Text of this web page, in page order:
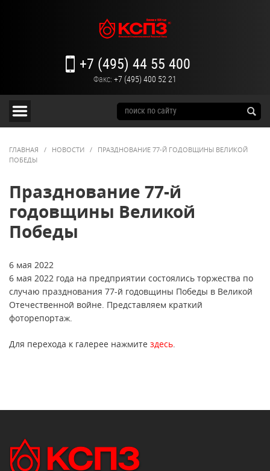
+7 (495) 44 55 400
Факс: +7 (495) 400 52 21
ГЛАВНАЯ / НОВОСТИ /
ПРАЗДНОВАНИЕ 77-Й ГОДОВЩИНЫ ВЕЛИКОЙ
ПОБЕДЫ
Празднование 77-й
годовщины Великой
Победы
6 мая 2022
6 мая 2022 года на предприятии состоялись торжества по
случаю празднования 77-й годовщины Победы в Великой
Отечественной войне. Представляем краткий
фоторепортаж.
Для перехода к галерее нажмите здесь.